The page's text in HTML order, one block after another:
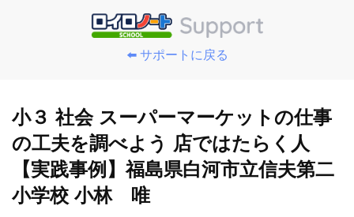
⬅️ サポートに戻る
小３ 社会 スーパーマーケットの仕事
の工夫を調べよう 店ではたらく人
【実践事例】福島県白河市立信夫第二
小学校 小林 唯